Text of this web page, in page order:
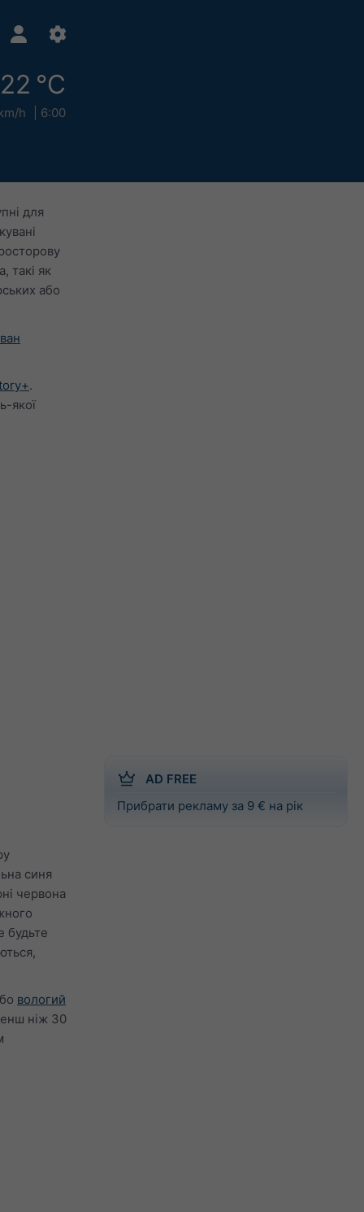
22 °C
h 6:00
AD FREE
Прибрати рекламу за 9 € на рік
для
такі як
або
.
якої
синя
червона
будьте
вологий
ніж 30